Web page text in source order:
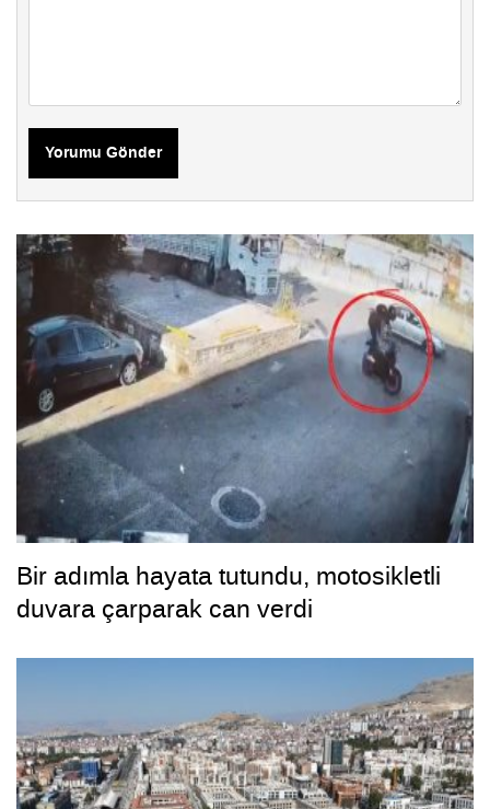
Yorumu Gönder
Bir adımla hayata tutundu, motosikletli
duvara çarparak can verdi